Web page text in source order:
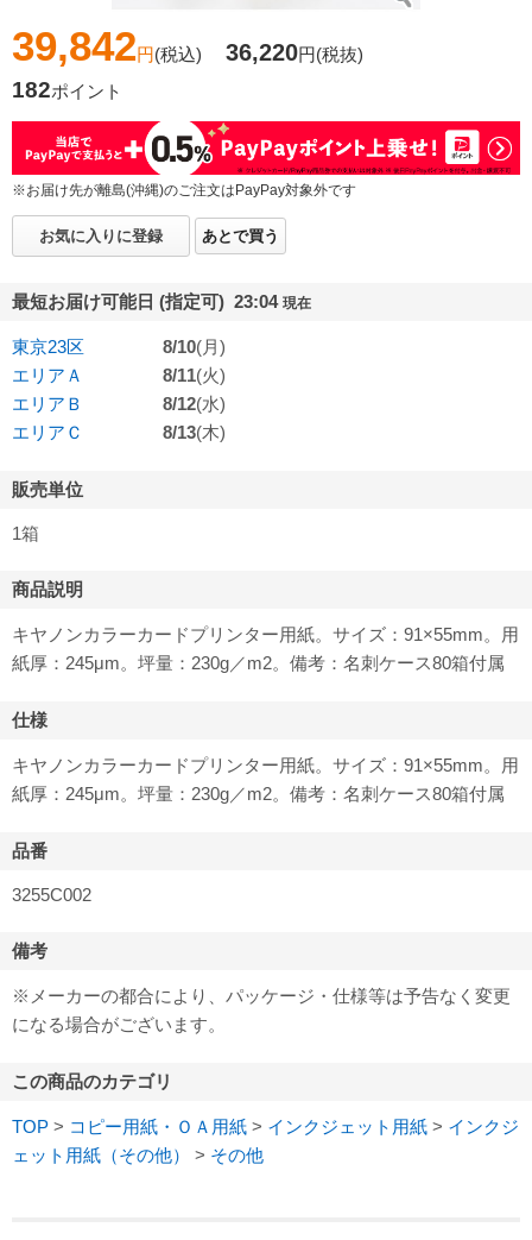
39,842円(税込) 36,220円(税抜)
182ポイント
※お届け先が離島(沖縄)のご注文はPayPay対象外です
お気に入りに登録 あとで買う
最短お届け可能日 (指定可) 23:04 現在
東京23区 8/10(月)
エリアＡ
8/11(火)
エリアＢ
8/12(水)
エリアＣ
8/13(木)
販売単位
1箱
商品説明
キヤノンカラーカードプリンター用紙。サイズ：91×55mm。用
紙厚：245μm。坪量：230g／m2。備考：名刺ケース80箱付属
仕様
キヤノンカラーカードプリンター用紙。サイズ：91×55mm。用
紙厚：245μm。坪量：230g／m2。備考：名刺ケース80箱付属
品番
3255C002
備考
※メーカーの都合により、パッケージ・仕様等は予告なく変更
になる場合がございます。
この商品のカテゴリ
TOP > コピー用紙・ＯＡ用紙 > インクジェット用紙 > インクジ
ェット用紙（その他）
> その他